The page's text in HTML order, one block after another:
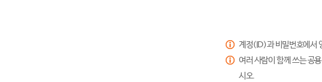
계정(ID)과 비밀번호에서
여러 사람이 함께 쓰는 공
시오.